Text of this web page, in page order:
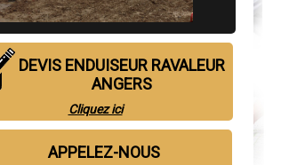
DEVIS ENDUISEUR RAVALEUR
ANGERS
Cliquez ici
APPELEZ-NOUS